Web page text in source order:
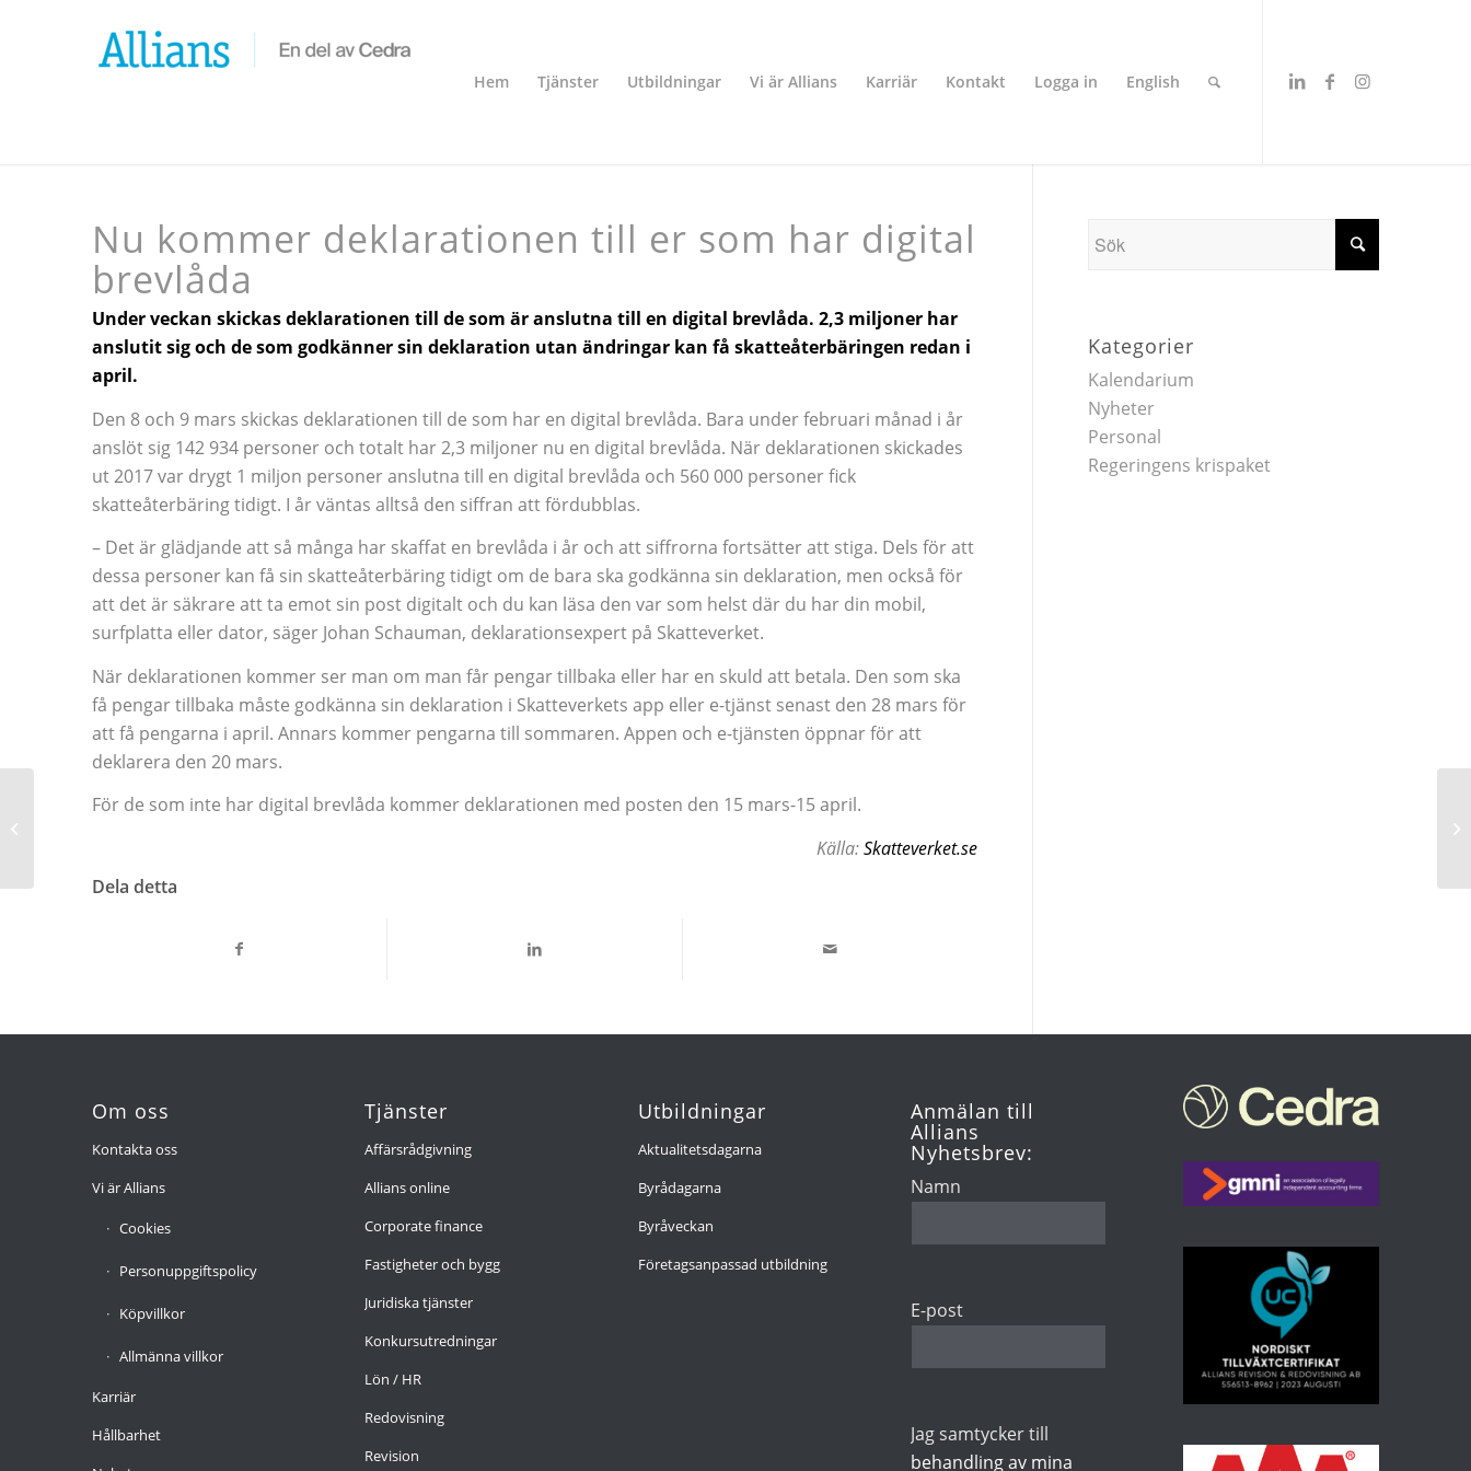
Hem Tjänster Utbildningar Vi är Allians Karriär Kontakt Logga in English
Nu kommer deklarationen till er som har digital
brevlåda
Under veckan skickas deklarationen till de som är anslutna till en digital brevlåda. 2,3 miljoner har
anslutit sig och de som godkänner sin deklaration utan ändringar kan få skatteåterbäringen redan i
april.
Den 8 och 9 mars skickas deklarationen till de som har en digital brevlåda. Bara under februari månad i år
anslöt sig 142 934 personer och totalt har 2,3 miljoner nu en digital brevlåda. När deklarationen skickades
ut 2017 var drygt 1 miljon personer anslutna till en digital brevlåda och 560 000 personer fick
skatteåterbäring tidigt. I år väntas alltså den siffran att fördubblas.
– Det är glädjande att så många har skaffat en brevlåda i år och att siffrorna fortsätter att stiga. Dels för att
dessa personer kan få sin skatteåterbäring tidigt om de bara ska godkänna sin deklaration, men också för
att det är säkrare att ta emot sin post digitalt och du kan läsa den var som helst där du har din mobil,
surfplatta eller dator, säger Johan Schauman, deklarationsexpert på Skatteverket.
När deklarationen kommer ser man om man får pengar tillbaka eller har en skuld att betala. Den som ska
få pengar tillbaka måste godkänna sin deklaration i Skatteverkets app eller e-tjänst senast den 28 mars för
att få pengarna i april. Annars kommer pengarna till sommaren. Appen och e-tjänsten öppnar för att
deklarera den 20 mars.
För de som inte har digital brevlåda kommer deklarationen med posten den 15 mars-15 april.
Källa:Skatteverket.se
Dela detta
Kategorier
Kalendarium
Nyheter
Personal
Regeringens krispaket
Om oss
Kontakta oss
Vi är Allians
Cookies
Personuppgiftspolicy
Köpvillkor
Allmänna villkor
Karriär
Hållbarhet
Tjänster
Affärsrådgivning
Allians online
Corporate finance
Fastigheter och bygg
Juridiska tjänster
Konkursutredningar
Lön / HR
Redovisning
Revision
Utbildningar
Aktualitetsdagarna
Byrådagarna
Byråveckan
Företagsanpassad utbildning
Anmälan till
Allians
Nyhetsbrev:
Namn
E-post
Jag samtycker till
behandling av mina
Fem tips till den som deklarerar för